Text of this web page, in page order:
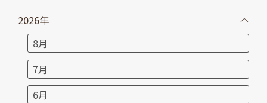
2026年
8月
7月
6月